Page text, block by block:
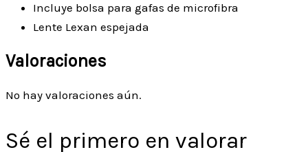
Incluye bolsa para gafas de microfibra
Lente Lexan espejada
Valoraciones
No hay valoraciones aún.
Sé el primero en valorar